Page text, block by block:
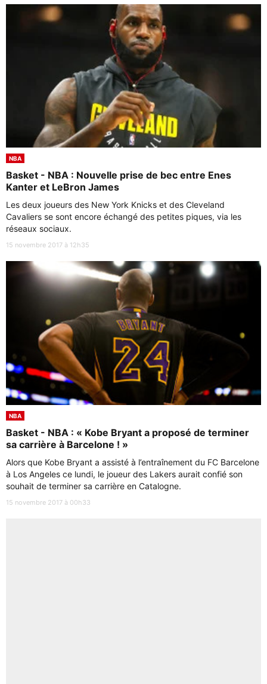
NBA
Basket - NBA : Nouvelle prise de bec entre Enes
Kanter et LeBron James
Les deux joueurs des New York Knicks et des Cleveland
Cavaliers se sont encore échangé des petites piques, via les
réseaux sociaux.
15 novembre 2017 à 12h35
NBA
Basket - NBA : « Kobe Bryant a proposé de terminer
sa carrière à Barcelone ! »
Alors que Kobe Bryant a assisté à l’entraînement du FC Barcelone
à Los Angeles ce lundi, le joueur des Lakers aurait confié son
souhait de terminer sa carrière en Catalogne.
15 novembre 2017 à 00h33